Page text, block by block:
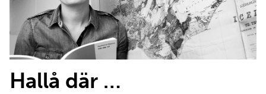
Hallå där …